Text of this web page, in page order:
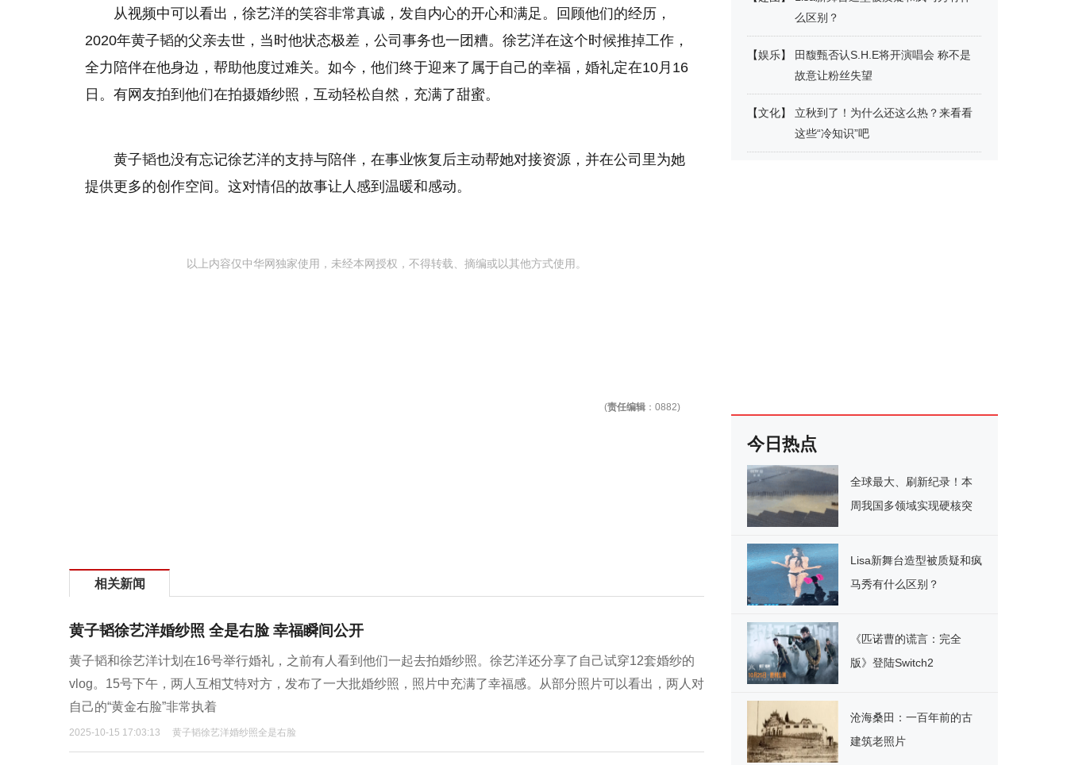
从视频中可以看出，徐艺洋的笑容非常真诚，发自内心的开心和满足。回顾他们的经历，
2020年黄子韬的父亲去世，当时他状态极差，公司事务也一团糟。徐艺洋在这个时候推掉工作，
全力陪伴在他身边，帮助他度过难关。如今，他们终于迎来了属于自己的幸福，婚礼定在10月16
日。有网友拍到他们在拍摄婚纱照，互动轻松自然，充满了甜蜜。
黄子韬也没有忘记徐艺洋的支持与陪伴，在事业恢复后主动帮她对接资源，并在公司里为她
提供更多的创作空间。这对情侣的故事让人感到温暖和感动。
以上内容仅中华网独家使用，未经本网授权，不得转载、摘编或以其他方式使用。
(责任编辑 ：0882)
相关新闻
黄子韬徐艺洋婚纱照 全是右脸 幸福瞬间公开
黄子韬和徐艺洋计划在16号举行婚礼，之前有人看到他们一起去拍婚纱照。徐艺洋还分享了自己试穿12套婚纱的
vlog。15号下午，两人互相艾特对方，发布了一大批婚纱照，照片中充满了幸福感。从部分照片可以看出，两人对
自己的“黄金右脸”非常执着
2025-10-15 17:03:13 黄子韬徐艺洋婚纱照全是右脸
么区别？
【娱乐】
田馥甄否认S.H.E将开演唱会 称不是
故意让粉丝失望
【文化】
立秋到了！为什么还这么热？来看看
这些“冷知识”吧
今日热点
全球最大、刷新纪录！本
周我国多领域实现硬核突
Lisa新舞台造型被质疑和疯
马秀有什么区别？
《匹诺曹的谎言：完全
版》登陆Switch2
沧海桑田：一百年前的古
建筑老照片